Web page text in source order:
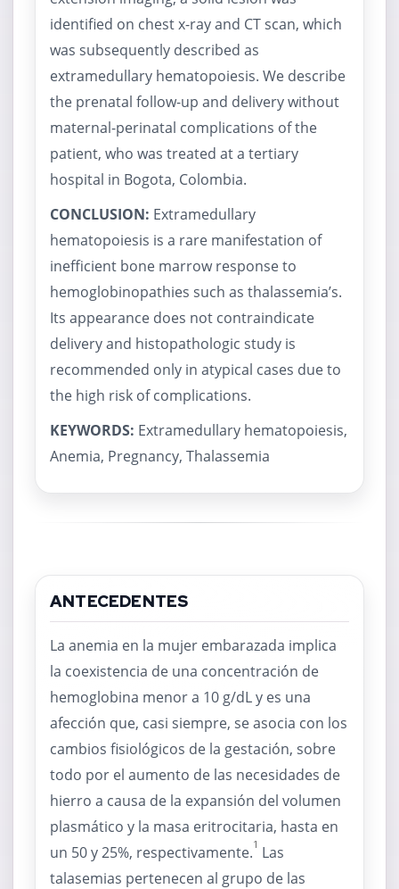
identified on chest x-ray and CT scan, which
was subsequently described as
extramedullary hematopoiesis. We describe
the prenatal follow-up and delivery without
maternal-perinatal complications of the
patient, who was treated at a tertiary
hospital in Bogota, Colombia.
CONCLUSION: Extramedullary
hematopoiesis is a rare manifestation of
inefficient bone marrow response to
hemoglobinopathies such as thalassemia’s.
Its appearance does not contraindicate
delivery and histopathologic study is
recommended only in atypical cases due to
the high risk of complications.
KEYWORDS: Extramedullary hematopoiesis,
Anemia, Pregnancy, Thalassemia
ANTECEDENTES
La anemia en la mujer embarazada implica
la coexistencia de una concentración de
hemoglobina menor a 10 g/dL y es una
afección que, casi siempre, se asocia con los
cambios fisiológicos de la gestación, sobre
todo por el aumento de las necesidades de
hierro a causa de la expansión del volumen
plasmático y la masa eritrocitaria, hasta en
un 50 y 25%, respectivamente.1 Las
talasemias pertenecen al grupo de las